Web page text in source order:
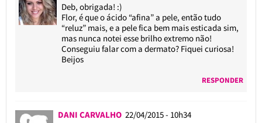
Deb, obrigada! :)
Flor, é que o ácido “afina” a pele, então tudo
“reluz” mais, e a pele fica bem mais esticada sim,
mas nunca notei esse brilho extremo não!
Conseguiu falar com a dermato? Fiquei curiosa!
Beijos
RESPONDER
DANI CARVALHO 22/04/2015 - 10h34